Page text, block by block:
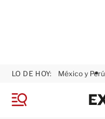
M
LO DE HOY: México y Perú